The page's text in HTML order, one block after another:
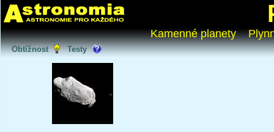
Kamenné planety
Obtížnost Testy